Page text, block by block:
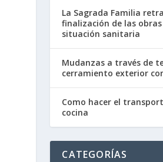
La Sagrada Familia
finalización de las
situación sanitaria
Mudanzas a través de
cerramiento exterior
Como hacer el
cocina
CATEGORÍAS